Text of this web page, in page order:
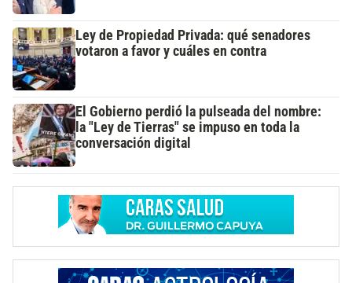
Ley de Propiedad Privada: qué senadores
votaron a favor y cuáles en contra
El Gobierno perdió la pulseada del nombre:
la "Ley de Tierras" se impuso en toda la
conversación digital